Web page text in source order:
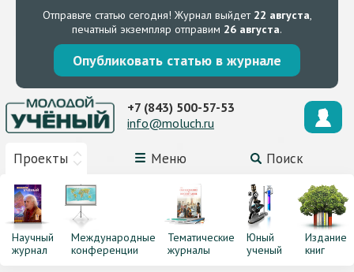
Отправьте статью сегодня! Журнал выйдет 22 августа,
печатный экземпляр отправим 26 августа.
Опубликовать статью в журнале
Проекты Меню Поиск
+7 (843) 500-57-53
info@moluch.ru
Научный
журнал
Международные
конференции
Тематические
журналы
Юный
ученый
Издание
книг